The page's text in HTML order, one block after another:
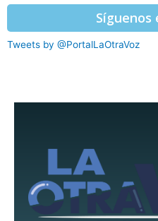
Tweets by @PortalLaOtraVoz